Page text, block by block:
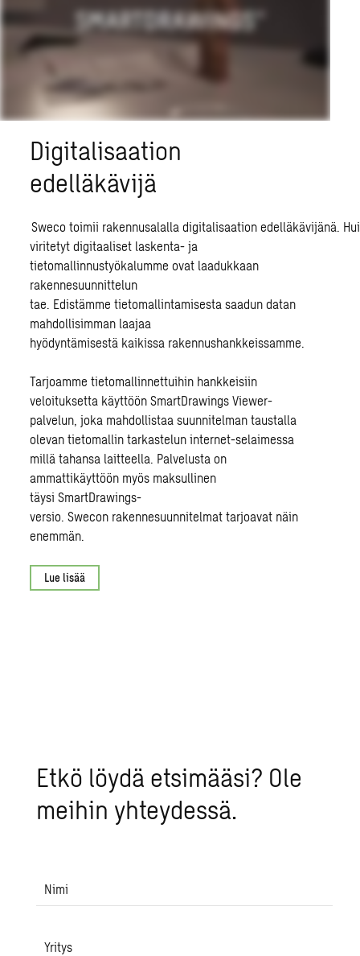
Digitalisaation
edelläkävijä
Sweco toimii rakennusalalladigitalisaation edelläkävijänä.
viritetyt digitaaliset laskenta- ja
tietomallinnustyökalumme ovat laadukkaan
rakennesuunnittelun
tae. Edistämmetietomallintamisesta saadun datan
mahdollisimman laajaa
hyödyntämisestä kaikissa rakennushankkeissamme.
Tarjoamme tietomallinnettuihin hankkeisiin
veloituksetta käyttöön SmartDrawings Viewer-
palvelun, joka mahdollistaa suunnitelman taustalla
olevan tietomallin tarkastelun internet-selaimessa
millä tahansa laitteella. Palvelusta on
ammattikäyttöön myös maksullinen
täysi SmartDrawings-
versio. Swecon rakennesuunnitelmat tarjoavat näin
enemmän.
Lue lisää
Etkö löydä et­si­mää­si? Ole
mei­hin yh­tey­des­sä.
Nimi
Yritys